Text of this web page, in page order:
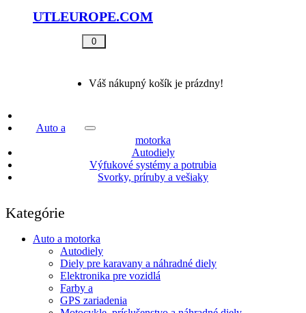
UTLEUROPE.COM
0
Váš nákupný košík je prázdny!
Auto a
motorka
Autodiely
Výfukové systémy a potrubia
Svorky, príruby a vešiaky
Kategórie
Auto a motorka
Autodiely
Diely pre karavany a náhradné diely
Elektronika pre vozidlá
Farby a
GPS zariadenia